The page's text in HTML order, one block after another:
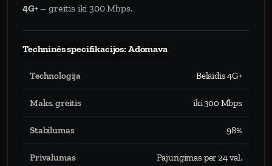
4G+– greitis iki 300 Mbps.
Techninės specifikacijos: Adomava
Technologija Belaidis 4G+
Maks. greitis iki 300 Mbps
Stabilumas 98%
Privalumas Pajungimas per 24 val.